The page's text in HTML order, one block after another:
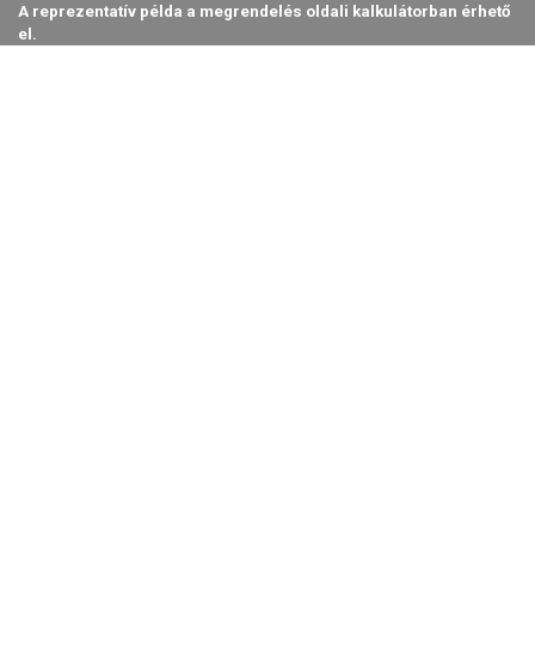
A reprezentatív példa a megrendelés oldali kalkulátorban érhető
el.